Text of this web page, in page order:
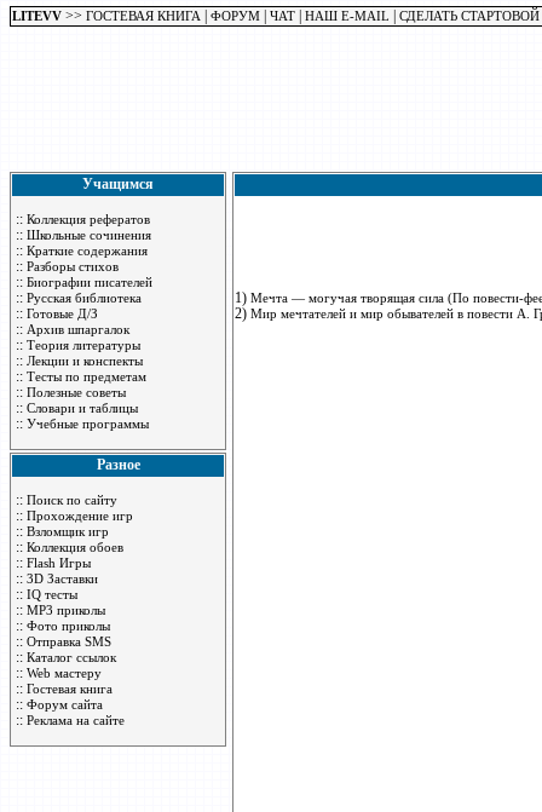
LITEVV >> ГОСТЕВАЯ КНИГА ФОРУМ ЧАТ НАШ E-MAIL СДЕЛАТЬ СТАРТОВОЙ
Учащимся
:: Коллекция рефератов
:: Школьные сочинения
:: Краткие содержания
:: Разборы стихов
:: Биографии писателей
:: Русская библиотека
:: Готовые Д/З
:: Архив шпаргалок
:: Теория литературы
:: Лекции и конспекты
:: Тесты по предметам
:: Полезные советы
:: Словари и таблицы
:: Учебные программы
Разное
:: Поиск по сайту
:: Прохождение игр
:: Взломщик игр
:: Коллекция обоев
:: Flash Игры
:: 3D Заставки
:: IQ тесты
:: MP3 приколы
:: Фото приколы
:: Отправка SMS
:: Каталог ссылок
:: Web мастеру
:: Гостевая книга
:: Форум сайта
:: Реклама на сайте
1) Мечта — могучая творящая сила (По повести-
2) Мир мечтателей и мир обывателей в повести А.